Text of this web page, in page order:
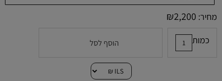
מחיר: ₪2,200
כמות הוסף לסל